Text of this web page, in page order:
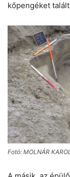
kőpengéket
Fotó: MOLNÁR